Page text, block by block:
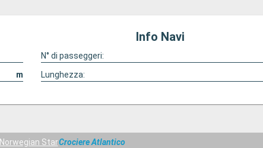
Info Navi
N° di passeggeri:
m Lunghezza:
Norwegian StarCrociere Atlantico